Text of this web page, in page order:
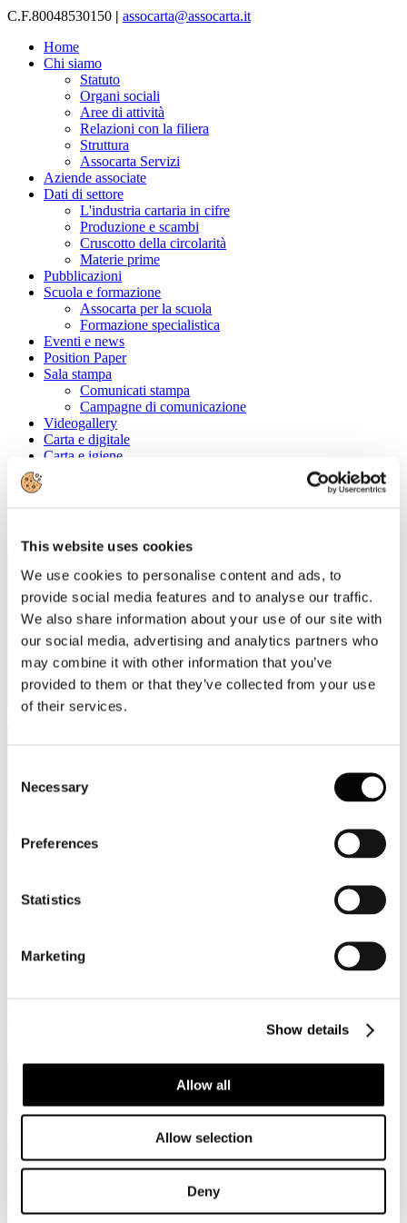
This website uses cookies
We use cookies to personalise content and ads, to
provide social media features and to analyse our traffic.
We also share information about your use of our site with
our social media, advertising and analytics partners who
may combine it with other information that you’ve
provided to them or that they’ve collected from your use
of their services.
Selection
Necessary
Preferences
Statistics
Marketing
Show details
Allow all
Allow selection
Deny
C.F.80048530150 | assocarta@assocarta.it
Home
Chi siamo
Statuto
Organi sociali
Aree di attività
Relazioni con la filiera
Struttura
Assocarta Servizi
Aziende associate
Dati di settore
L'industria cartaria in cifre
Produzione e scambi
Cruscotto della circolarità
Materie prime
Pubblicazioni
Scuola e formazione
Assocarta per la scuola
Formazione specialistica
Eventi e news
Position Paper
Sala stampa
Comunicati stampa
Campagne di comunicazione
Videogallery
Carta e digitale
Carta e igiene
Ragione Sociale
Categorie merceologiche
Tel. +39 02-290.03018 r.a